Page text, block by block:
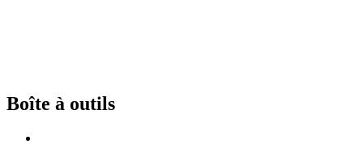
Boîte à outils